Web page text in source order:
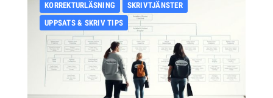
KORREKTURLÄSNING
SKRIVTJÄNSTER
UPPSATS & SKRIV TIPS